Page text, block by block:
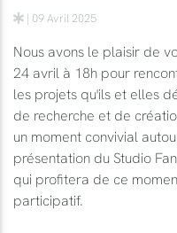
| 09 Avril 2025
Nous avons le plaisir de
24 avril à 18h pour
les projets qu'ils et elles
de recherche et de
un moment convivial
présentation du Studio
qui profitera de ce
participatif.